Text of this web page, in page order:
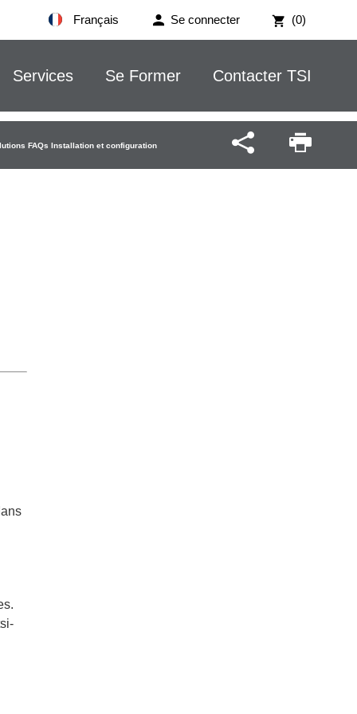
Se connecter (0)
Français
Services Se Former Contacter TSI
FAQs Installation et configuration